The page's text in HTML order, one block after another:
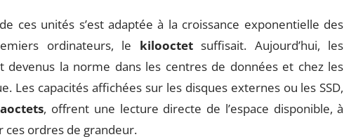
ces unités s’est adaptée à la croissance exponentielle des
ordinateurs, le kilooctetsuffisait. Aujourd’hui, les
devenus la norme dans les centres de données et chez les
Les capacités affichées sur les disques externes ou les SSD,
, offrent une lecture directe de l’espace disponible, à
ces ordres de grandeur.